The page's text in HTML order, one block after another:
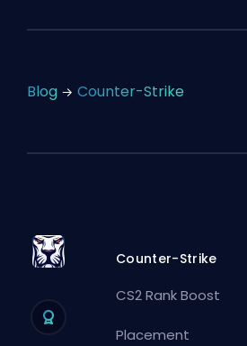
Blog Counter-Strike
Counter-Strike
CS2 Rank Boost
Placement